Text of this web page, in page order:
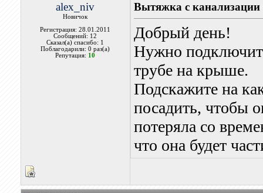
alex_niv
Новичок
Регистрация: 28.01.2011
Сообщений: 12
Сказал(а) спасибо: 1
Поблагодарили: 0 раз(а)
Репутация: 10
Вытяжка с канализации
Добрый день!
Нужно
трубе на крыше.
Подскажите на
посадить, чтобы
потеряла со
что она будет